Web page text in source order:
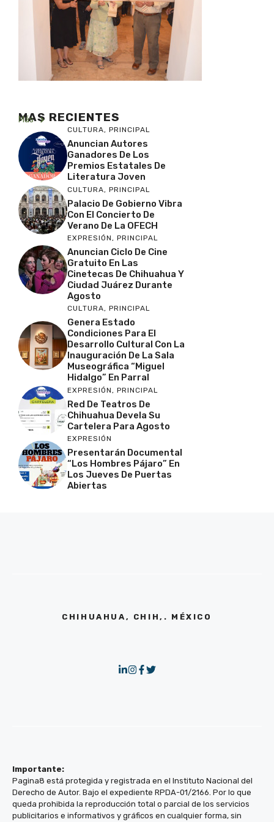
MAS RECIENTES
Más
CULTURA, PRINCIPAL
Anuncian Autores
Ganadores De Los
Premios Estatales De
Literatura Joven
CULTURA, PRINCIPAL
Palacio De Gobierno Vibra
Con El Concierto De
Verano De La OFECH
EXPRESIÓN, PRINCIPAL
Anuncian Ciclo De Cine
Gratuito En Las
Cinetecas De Chihuahua Y
Ciudad Juárez Durante
Agosto
CULTURA, PRINCIPAL
Genera Estado
Condiciones Para El
Desarrollo Cultural Con La
Inauguración De La Sala
Museográfica “Miguel
Hidalgo” En Parral
EXPRESIÓN , PRINCIPAL
Red De Teatros De
Chihuahua Devela Su
Cartelera Para Agosto
EXPRESIÓN
Presentarán Documental
“Los Hombres Pájaro” En
Los Jueves De Puertas
Abiertas
CHIHUAHUA, CHIH,. MÉXICO
Importante:
Pagina8 está protegida y registrada en el Instituto Nacional del
Derecho de Autor. Bajo el expediente RPDA-01/2166. Por lo que
queda prohibida la reproducción total o parcial de los servicios
publicitarios e informativos y gráficos en cualquier forma, sin